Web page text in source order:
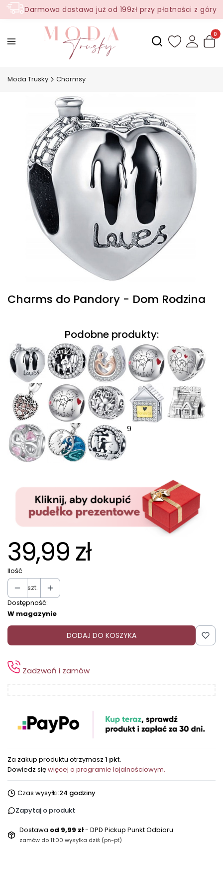
Darmowa dostawa już od 199zł przy płatności z góry
Otwórz
Moda Trusky Charmsy
Charms do Pandory - Dom Rodzina
Podobne produkty:
9
39,99 zł
Ilość
szt.
Dostępność:
W magazynie
DODAJ DO KOSZYKA
Zadzwoń i zamów
Za zakup produktu otrzymasz 1 pkt.
Dowiedz sięwięcej o programie lojalnościowym.
Czas wysyłki:24 godziny
Zapytaj o produkt
Dostawa od 9,99 zł- DPD Pickup Punkt Odbioru
zamów do 11:00 wysyłka dziś (pn-pt)